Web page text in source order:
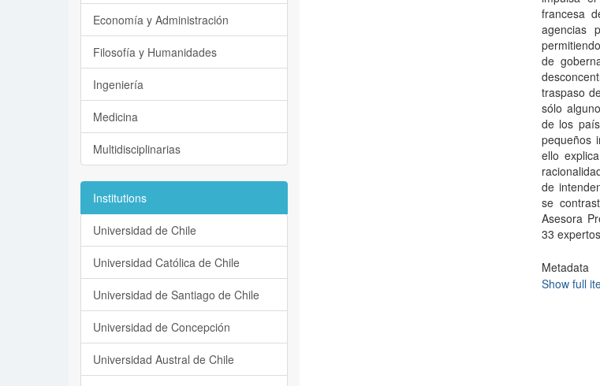
francesa
agencias
de
traspaso
sólo
de los
pequeños
ello
de
se
Asesora
33
Metadata
Show full
Economía y Administración
Filosofía y Humanidades
Ingeniería
Medicina
Multidisciplinarias
Institutions
Universidad de Chile
Universidad Católica de Chile
Universidad de Santiago de Chile
Universidad de Concepción
Universidad Austral de Chile